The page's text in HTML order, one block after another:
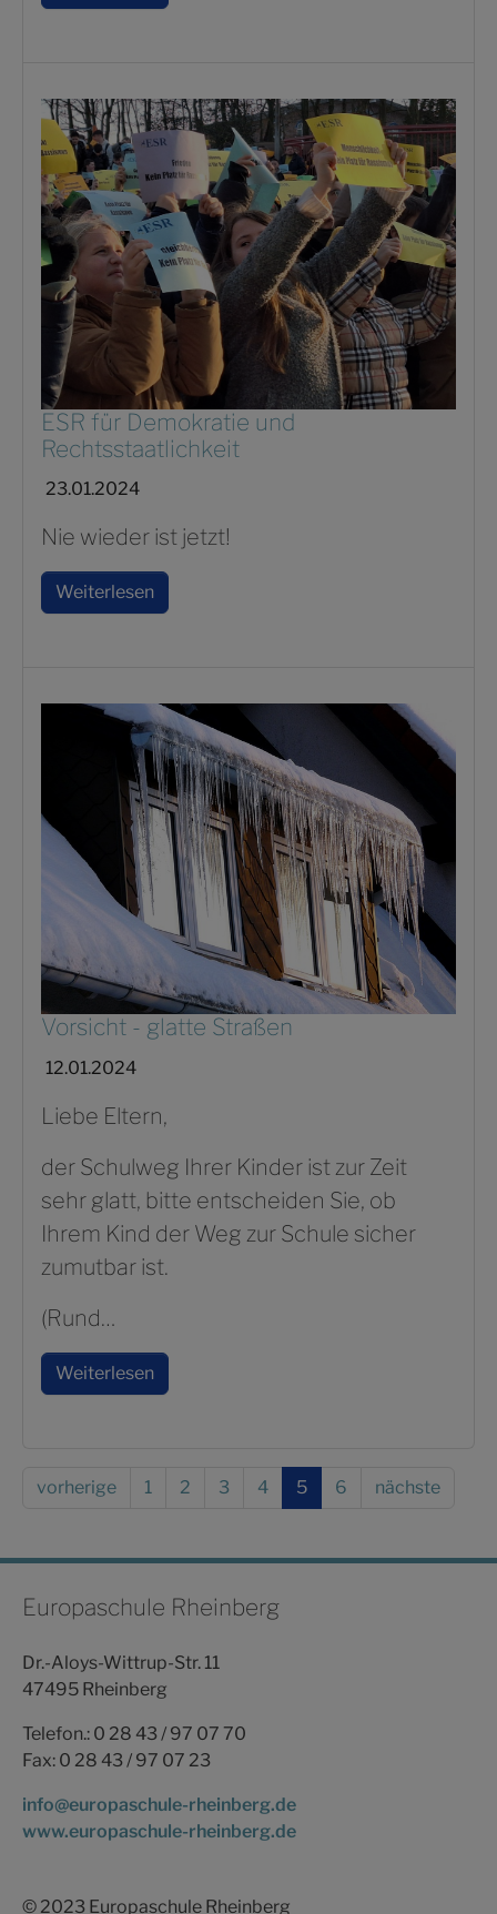
ESR für Demokratie und
Rechtsstaatlichkeit
23.01.2024
Nie wieder ist jetzt!
Weiterlesen
Vorsicht - glatte Straßen
12.01.2024
Liebe Eltern,
der Schulweg Ihrer Kinder ist zur Zeit
sehr glatt, bitte entscheiden Sie, ob
Ihrem Kind der Weg zur Schule sicher
zumutbar ist.
(Rund…
Weiterlesen
vorherige 1 2 3 4 5 6 nächste
Europaschule Rheinberg
Dr.-Aloys-Wittrup-Str. 11
47495 Rheinberg
Telefon.: 0 28 43 / 97 07 70
Fax: 0 28 43 / 97 07 23
info@europaschule-rheinberg.de
www.europaschule-rheinberg.de
© 2023 Europaschule Rheinberg